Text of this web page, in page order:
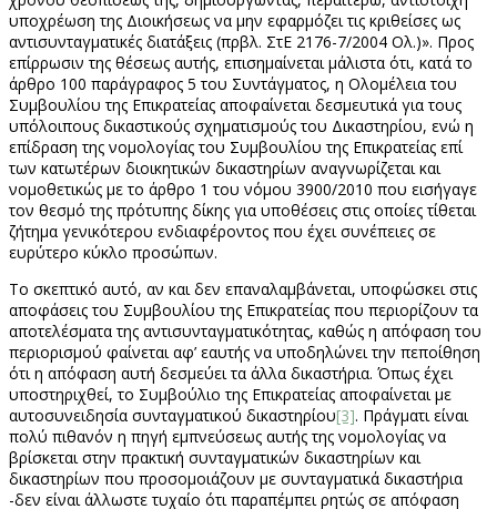
υποχρέωση της Διοικήσεως να μην εφαρμόζει τις κριθείσες ως
αντισυνταγματικές διατάξεις (πρβλ. ΣτΕ 2176-7/2004 Ολ.)». Προς
επίρρωσιν της θέσεως αυτής, επισημαίνεται μάλιστα ότι, κατά το
άρθρο 100 παράγραφος 5 του Συντάγματος, η Ολομέλεια του
Συμβουλίου της Επικρατείας αποφαίνεται δεσμευτικά για τους
υπόλοιπους δικαστικούς σχηματισμούς του Δικαστηρίου, ενώ η
επίδραση της νομολογίας του Συμβουλίου της Επικρατείας επί
των κατωτέρων διοικητικών δικαστηρίων αναγνωρίζεται και
νομοθετικώς με το άρθρο 1 του νόμου 3900/2010 που εισήγαγε
τον θεσμό της πρότυπης δίκης για υποθέσεις στις οποίες τίθεται
ζήτημα γενικότερου ενδιαφέροντος που έχει συνέπειες σε
ευρύτερο κύκλο προσώπων.
Το σκεπτικό αυτό, αν και δεν επαναλαμβάνεται, υποφώσκει στις
αποφάσεις του Συμβουλίου της Επικρατείας που περιορίζουν τα
αποτελέσματα της αντισυνταγματικότητας, καθώς η απόφαση του
περιορισμού φαίνεται αφ’ εαυτής να υποδηλώνει την πεποίθηση
ότι η απόφαση αυτή δεσμεύει τα άλλα δικαστήρια. Όπως έχει
υποστηριχθεί, το Συμβούλιο της Επικρατείας αποφαίνεται με
αυτοσυνειδησία συνταγματικού δικαστηρίου[3]. Πράγματι είναι
πολύ πιθανόν η πηγή εμπνεύσεως αυτής της νομολογίας να
βρίσκεται στην πρακτική συνταγματικών δικαστηρίων και
δικαστηρίων που προσομοιάζουν με συνταγματικά δικαστήρια
-δεν είναι άλλωστε τυχαίο ότι παραπέμπει ρητώς σε απόφαση